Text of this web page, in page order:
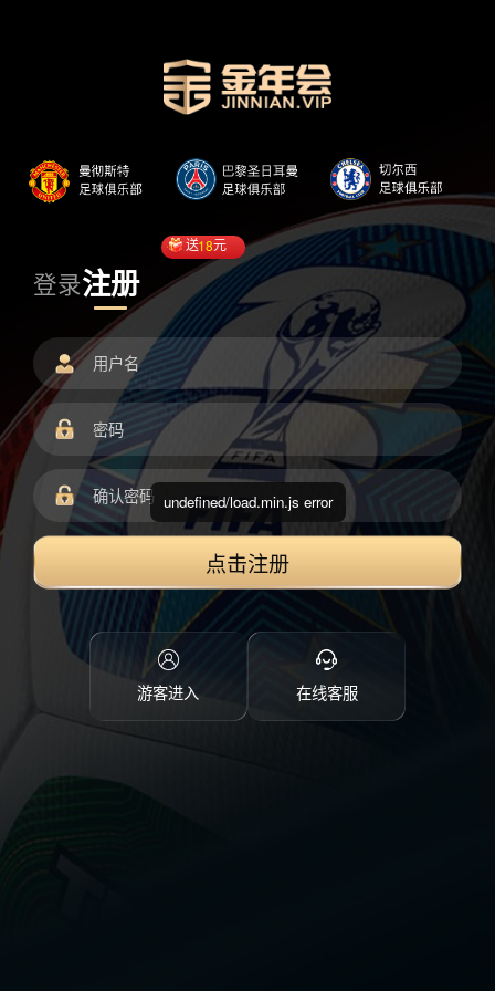
登录注册
送18元
点击注册
游客进入 在线客服
undefined/load.min.js error